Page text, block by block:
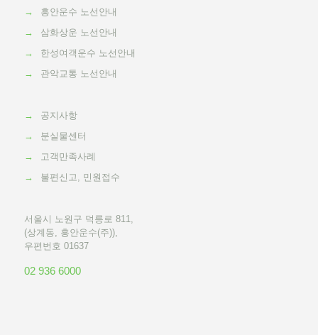
→
흥안운수 노선안내
→
삼화상운 노선안내
→
한성여객운수 노선안내
→
관악교통 노선안내
→
공지사항
→
분실물센터
→
고객만족사례
→
불편신고, 민원접수
서울시 노원구 덕릉로 811,
(상계동, 흥안운수(주)),
우편번호 01637
02 936 6000